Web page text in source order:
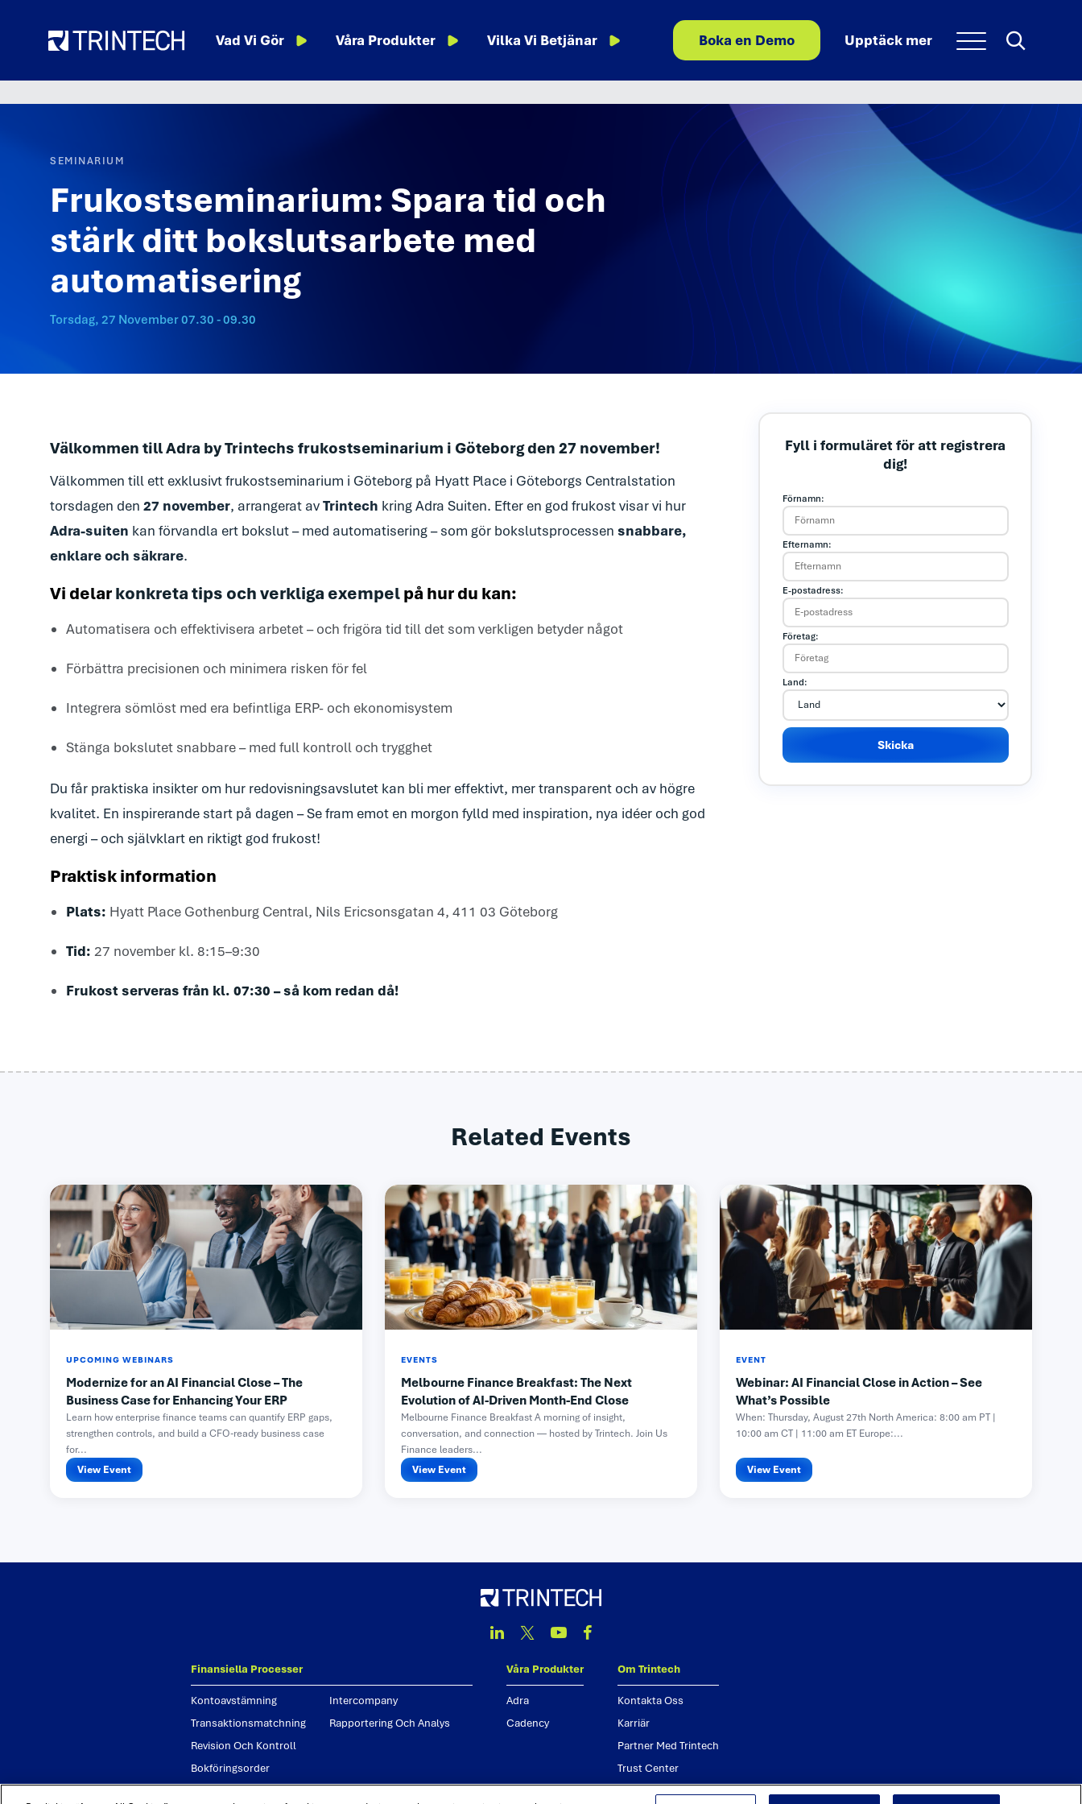
Vad Vi Gör Våra Produkter Vilka Vi Betjänar Boka en Demo Upptäck mer
Meny Sök
SEMINARIUM
Frukostseminarium: Spara tid och
stärk ditt bokslutsarbete med
automatisering
Torsdag, 27 November 07.30 - 09.30
Välkommen till Adra by Trintechs frukostseminarium i Göteborg den 27 november!
Välkommen till ett exklusivt frukostseminarium i Göteborg på Hyatt Place i Göteborgs Centralstation
torsdagen den 27 november, arrangerat avTrintech kring Adra Suiten. Efter en god frukost visar vi hur
Adra-suiten kan förvandla ert bokslut – med automatisering – som gör bokslutsprocessen snabbare,
enklare och säkrare.
Vi delarkonkreta tips och verkliga exempelpå hur du kan:
Automatisera och effektivisera arbetet – och frigöra tid till det som verkligen betyder något
Förbättra precisionen och minimera risken för fel
Integrera sömlöst med era befintliga ERP- och ekonomisystem
Stänga bokslutet snabbare – med full kontroll och trygghet
Du får praktiska insikter om hur redovisningsavslutet kan bli mer effektivt, mer transparent och av högre
kvalitet. En inspirerande start på dagen – Se fram emot en morgon fylld med inspiration, nya idéer och god
energi – och självklart en riktigt god frukost!
Praktisk information
Plats: Hyatt Place Gothenburg Central, Nils Ericsonsgatan 4, 411 03 Göteborg
Tid: 27 november kl. 8:15–9:30
Frukost serveras från kl. 07:30 – så kom redan då!
Fyll i formuläret för att registrera
dig!
Förnamn:
Efternamn:
E-postadress:
Företag:
Land:
Skicka
Related Events
UPCOMING WEBINARS
Modernize for an AI Financial Close – The
Business Case for Enhancing Your ERP
Learn how enterprise finance teams can quantify ERP gaps,
strengthen controls, and build a CFO-ready business case
for...
View Event
EVENTS
Melbourne Finance Breakfast: The Next
Evolution of AI-Driven Month-End Close
Melbourne Finance Breakfast A morning of insight,
conversation, and connection — hosted by Trintech. Join Us
Finance leaders...
View Event
EVENT
Webinar: AI Financial Close in Action – See
What’s Possible
When: Thursday, August 27th North America: 8:00 am PT |
10:00 am CT | 11:00 am ET Europe:...
View Event
Linkedin
TwitterYoutubeFacebook
finansiella processer
kontoavstämning
transaktionsmatchning
revision och kontroll
bokföringsorder
intercompany
rapportering och analys
våra produkter
adra
cadency
om trintech
kontakta oss
karriär
partner med trintech
trust center